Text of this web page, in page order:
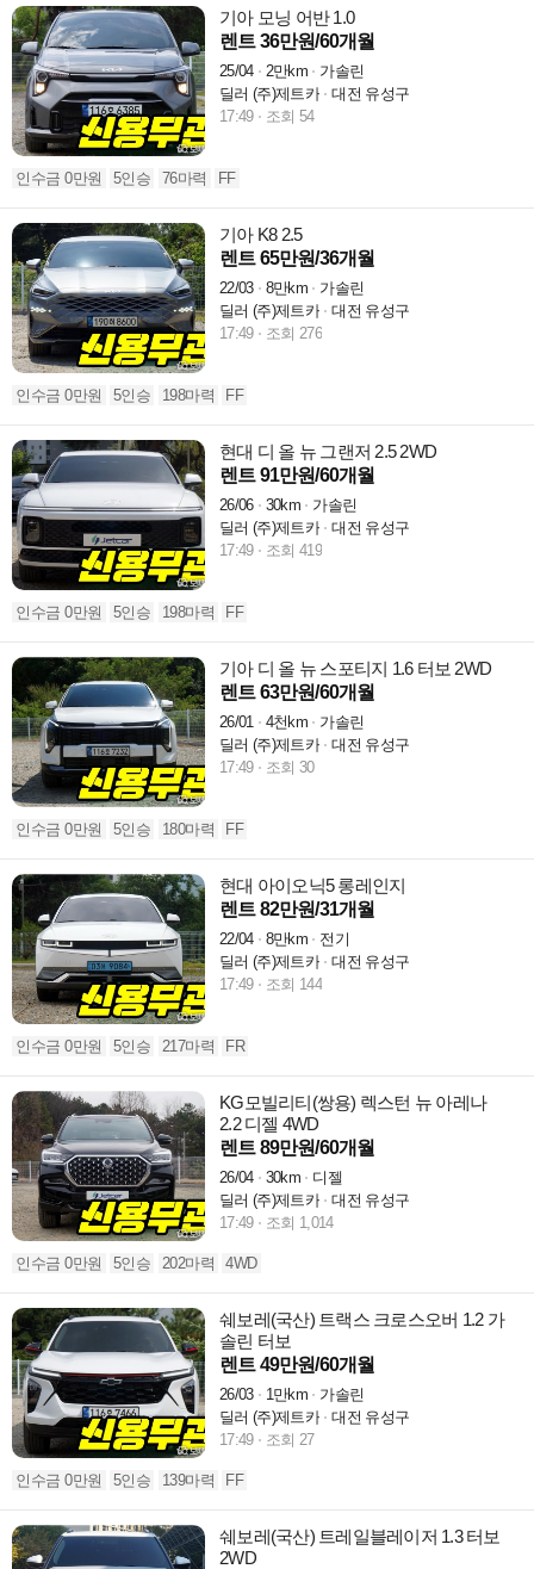
기아 모닝 어반 1.0
렌트 36만원/60개월
25/04 2만km
가솔린
딜러 (주)제트카
대전 유성구
17:49
조회 54
인수금 0만원 5인승 76마력 FF
기아 K8 2.5
렌트 65만원/36개월
22/03 8만km
가솔린
딜러 (주)제트카
대전 유성구
17:49
조회 276
인수금 0만원 5인승 198마력 FF
현대 디 올 뉴 그랜저 2.5 2WD
렌트 91만원/60개월
26/06 30km
가솔린
딜러 (주)제트카
대전 유성구
17:49
조회 419
인수금 0만원 5인승 198마력 FF
기아 디 올 뉴 스포티지 1.6 터보 2WD
렌트 63만원/60개월
26/01 4천km
가솔린
딜러 (주)제트카
대전 유성구
17:49
조회 30
인수금 0만원 5인승 180마력 FF
현대 아이오닉5 롱레인지
렌트 82만원/31개월
22/04 8만km
전기
딜러 (주)제트카
대전 유성구
17:49
조회 144
인수금 0만원 5인승 217마력 FR
KG모빌리티(쌍용) 렉스턴 뉴 아레나
2.2 디젤 4WD
렌트 89만원/60개월
26/04 30km
디젤
딜러 (주)제트카
대전 유성구
17:49
조회 1,014
인수금 0만원 5인승 202마력 4WD
쉐보레(국산) 트랙스 크로스오버 1.2 가
솔린 터보
렌트 49만원/60개월
26/03 1만km
가솔린
딜러 (주)제트카
대전 유성구
17:49
조회 27
인수금 0만원 5인승 139마력 FF
쉐보레(국산) 트레일블레이저 1.3 터보
2WD